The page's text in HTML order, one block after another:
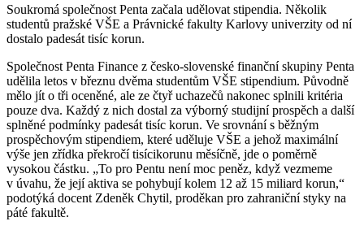
Soukromá společnost Penta začala udělovat stipendia. Několik
studentů pražské VŠE a Právnické fakulty Karlovy univerzity od ní
dostalo padesát tisíc korun.
Společnost Penta Finance z česko-slovenské finanční skupiny Penta
udělila letos v březnu dvěma studentům VŠE stipendium. Původně
mělo jít o tři oceněné, ale ze čtyř uchazečů nakonec splnili kritéria
pouze dva. Každý z nich dostal za výborný studijní prospěch a další
splněné podmínky padesát tisíc korun. Ve srovnání s běžným
prospěchovým stipendiem, které uděluje VŠE a jehož maximální
výše jen zřídka překročí tisícikorunu měsíčně, jde o poměrně
vysokou částku. „To pro Pentu není moc peněz, když vezmeme
v úvahu, že její aktiva se pohybují kolem 12 až 15 miliard korun,“
podotýká docent Zdeněk Chytil, proděkan pro zahraniční styky na
páté fakultě.